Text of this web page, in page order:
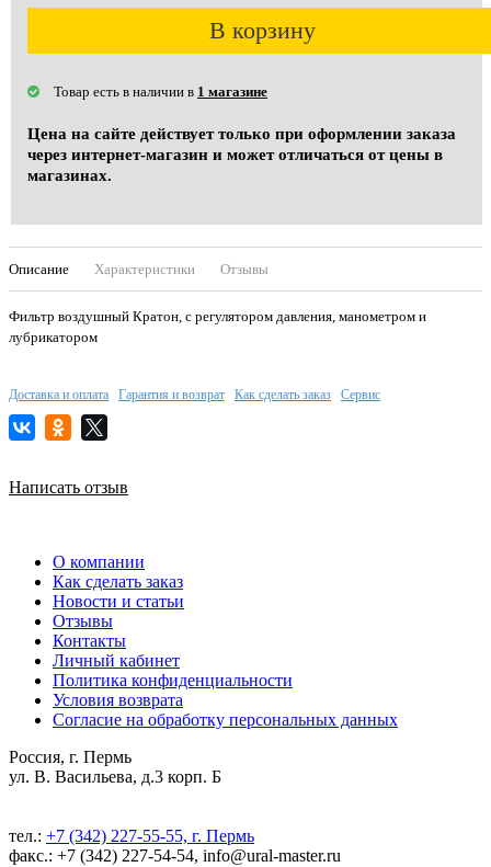
В корзину
Товар есть в наличии в 1 магазине
Цена на сайте действует только при оформлении заказа
через интернет-магазин и может отличаться от цены в
магазинах.
Описание Характеристики Отзывы
Фильтр воздушный Кратон, с регулятором давления, манометром и
лубрикатором
Доставка и оплата Гарантия и возврат Как сделать заказ Сервис
Написать отзыв
О компании
Как сделать заказ
Новости и статьи
Отзывы
Контакты
Личный кабинет
Политика конфиденциальности
Условия возврата
Согласие на обработку персональных данных
Россия, г. Пермь
ул. В. Васильева, д.3 корп. Б
тел.: +7 (342) 227-55-55, г. Пермь
факс.: +7 (342) 227-54-54, info@ural-master.ru